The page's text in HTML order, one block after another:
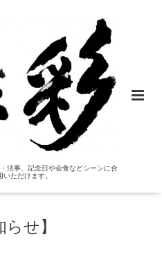
法事、記念日や会食などシーンに合
いただけます。
らせ】